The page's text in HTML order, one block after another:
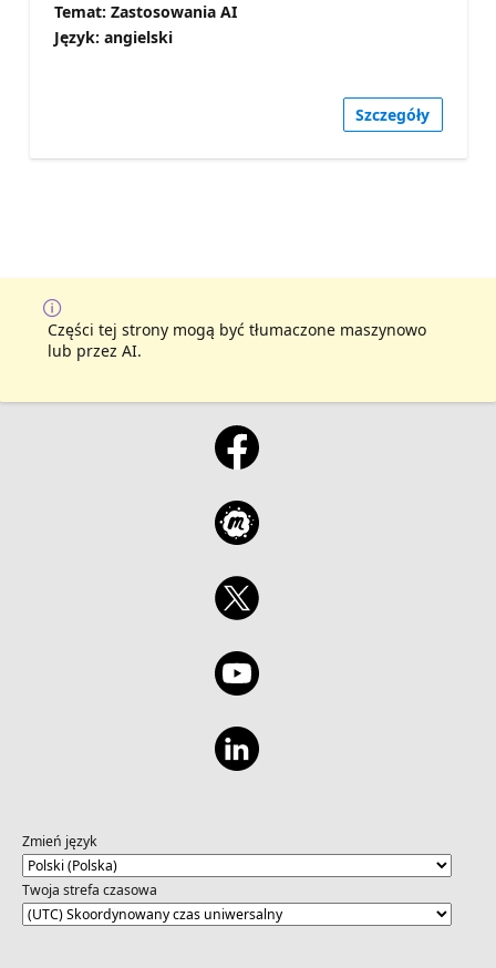
Temat: Zastosowania AI
Język: angielski
Szczegóły
Części tej strony mogą być tłumaczone maszynowo
lub przez AI.
Zmień język
Twoja strefa czasowa